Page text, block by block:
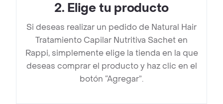
2. Elige tu producto
Si deseas realizar un pedido de Natural Hair
Tratamiento Capilar Nutritiva Sachet en
Rappi, simplemente elige la tienda en la que
deseas comprar el producto y haz clic en el
botón “Agregar”.